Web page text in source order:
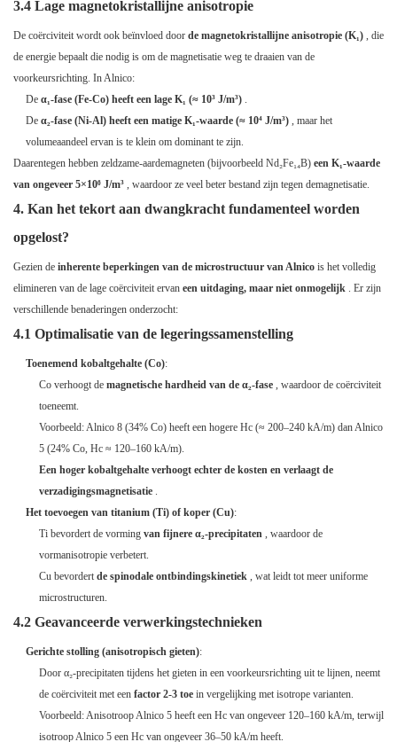
3.4 Lage magnetokristallijne anisotropie
De coërciviteit wordt ook beïnvloed door de magnetokristallijne anisotropie (K₁) , die
de energie bepaalt die nodig is om de magnetisatie weg te draaien van de
voorkeursrichting. In Alnico:
Deα₁-fase (Fe-Co) heeft een lage K₁ (≈ 10³ J/m³) .
Deα₂-fase (Ni-Al) heeft een matige K₁-waarde (≈ 10⁴ J/m³) , maar het
volumeaandeel ervan is te klein om dominant te zijn.
Daarentegen hebben zeldzame-aardemagneten (bijvoorbeeld Nd₂Fe₁₄B) een K₁-waarde
van ongeveer 5×10⁶ J/m³ , waardoor ze veel beter bestand zijn tegen demagnetisatie.
4. Kan het tekort aan dwangkracht fundamenteel worden
opgelost?
Gezien de inherente beperkingen van de microstructuur van Alnico is het volledig
elimineren van de lage coërciviteit ervan een uitdaging, maar niet onmogelijk . Er zijn
verschillende benaderingen onderzocht:
4.1 Optimalisatie van de legeringssamenstelling
Toenemend kobaltgehalte (Co):
Co verhoogt de magnetische hardheid van de α₂-fase, waardoor de coërciviteit
toeneemt.
Voorbeeld: Alnico 8 (34% Co) heeft een hogere Hc (≈ 200–240 kA/m) dan Alnico
5 (24% Co, Hc ≈ 120–160 kA/m).
Een hoger kobaltgehalte verhoogt echter de kosten en verlaagt de
verzadigingsmagnetisatie.
Het toevoegen van titanium (Ti) of koper (Cu):
Ti bevordert de vorming van fijnere α₂-precipitaten, waardoor de
vormanisotropie verbetert.
Cu bevordert de spinodale ontbindingskinetiek, wat leidt tot meer uniforme
microstructuren.
4.2 Geavanceerde verwerkingstechnieken
Gerichte stolling (anisotropisch gieten):
Door α₂-precipitaten tijdens het gieten in een voorkeursrichting uit te lijnen, neemt
de coërciviteit met een factor 2-3 toein vergelijking met isotrope varianten.
Voorbeeld: Anisotroop Alnico 5 heeft een Hc van ongeveer 120–160 kA/m, terwijl
isotroop Alnico 5 een Hc van ongeveer 36–50 kA/m heeft.